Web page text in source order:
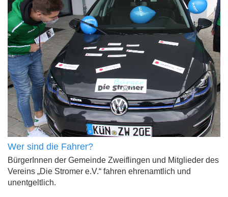
Wer sind die Fahrer?
BürgerInnen der Gemeinde Zweiflingen und Mitglieder des
Vereins „Die Stromer e.V.“ fahren ehrenamtlich und
unentgeltlich.